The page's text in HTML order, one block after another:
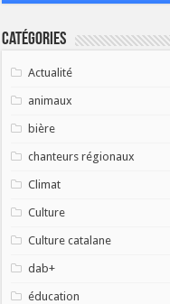
Catégories
Actualité
animaux
bière
chanteurs régionaux
Climat
Culture
Culture catalane
dab+
éducation